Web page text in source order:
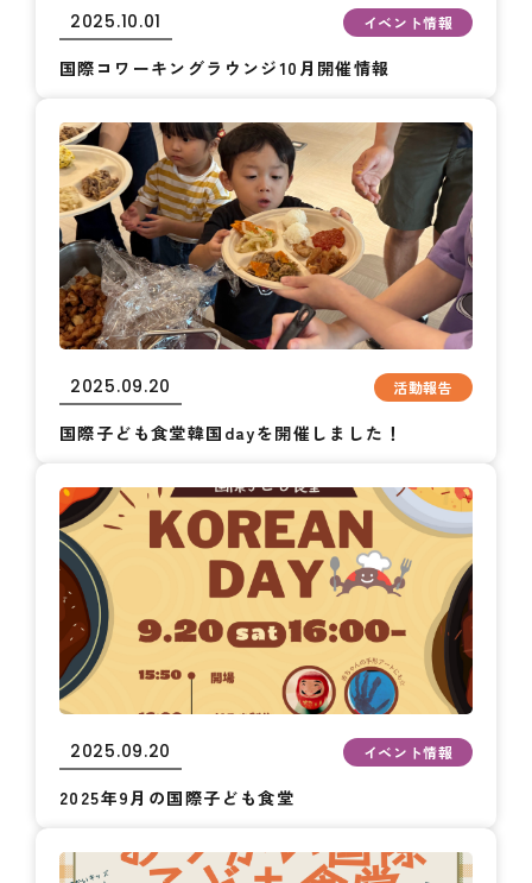
2025.10.01 イベント情報
国際コワーキングラウンジ10月開催情報
2025.09.20 活動報告
国際子ども食堂韓国dayを開催しました！
2025.09.20 イベント情報
2025年9月の国際子ども食堂